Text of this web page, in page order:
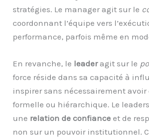
stratégies. Le manager agit sur le
coordonnant l’équipe vers
performance, parfois même en
En revanche, le leaderagit sur le
force réside dans sa capacité à
inspirer sans nécessairement avoir
formelle ou hiérarchique. Le
une relation de confiance et de
non sur un pouvoir institutionnel.